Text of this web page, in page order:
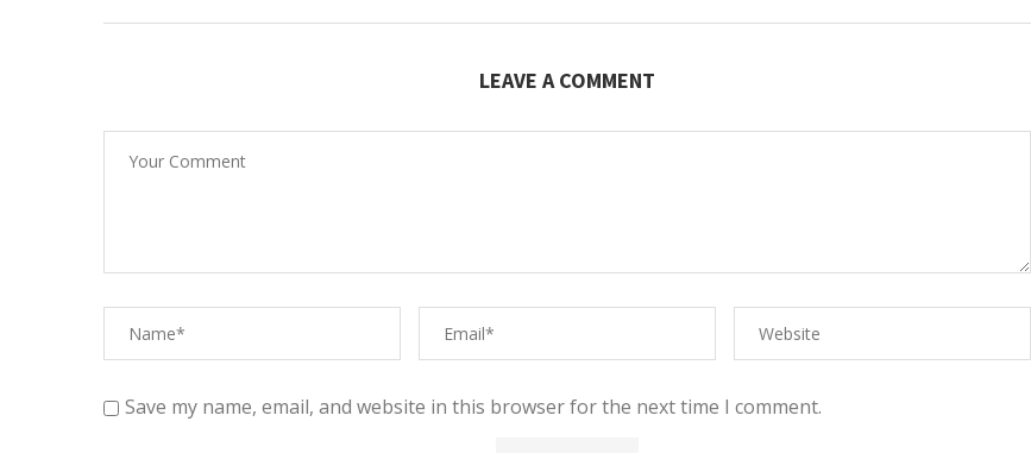
LEAVE A COMMENT
Save my name, email, and website in this browser for the next time I comment.